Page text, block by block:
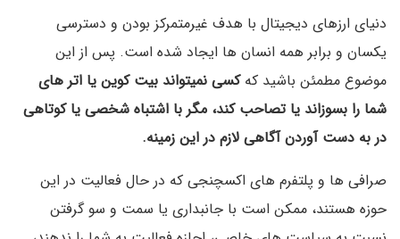
دنیای ارزهای دیجیتال با هدف غیرمتمرکز بودن و دسترسی
یکسان و برابر همه انسان ها ایجاد شده است. پس از این
موضوع مطمئن باشید که کسی نمیتواند بیت کوین یا اتر های
شما را بسوزاند یا تصاحب کند، مگر با اشتباه شخصی یا کوتاهی
در به دست آوردن آگاهی لازم در این زمینه.
صرافی ها و پلتفرم های اکسچنجی که در حال فعالیت در این
حوزه هستند، ممکن است با جانبداری یا سمت و سو گرفتن